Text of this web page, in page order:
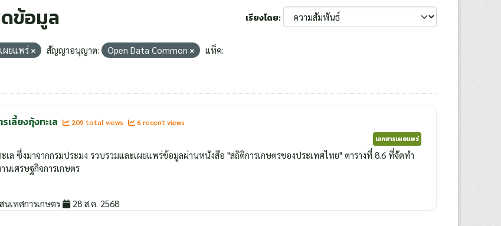
เรียงโดย
ข้อมูล
ผยแพร่ สัญญาอนุญาต: Open Data Common
แท็ค:
เลี้ยงกุ้งทะเล 209 total views
6 recent views
เอกสารเผยแพร่
เล ซึ่งมาจากกรมประมง รวบรวมและเผยแพร่ข้อมูลผ่านหนังสือ "สถิติการเกษตรของประเทศไทย" ตารางที่ 8.6 ที่จัดทำ
นเศรษฐกิจการเกษตร
เทศการเกษตร 28 ส.ค. 2568